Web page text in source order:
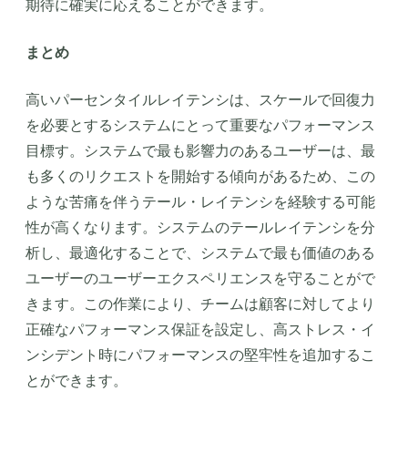
期待に確実に応えることができます。
まとめ
高いパーセンタイルレイテンシは、スケールで回復力
を必要とするシステムにとって重要なパフォーマンス
目標す。システムで最も影響力のあるユーザーは、最
も多くのリクエストを開始する傾向があるため、この
ような苦痛を伴うテール・レイテンシを経験する可能
性が高くなります。システムのテールレイテンシを分
析し、最適化することで、システムで最も価値のある
ユーザーのユーザーエクスペリエンスを守ることがで
きます。この作業により、チームは顧客に対してより
正確なパフォーマンス保証を設定し、高ストレス・イ
ンシデント時にパフォーマンスの堅牢性を追加するこ
とができます。